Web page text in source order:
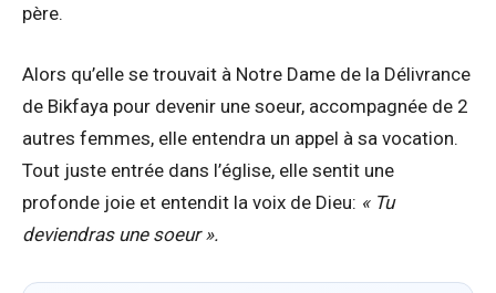
père.
Alors qu’elle se trouvait à Notre Dame de la Délivrance
de Bikfaya pour devenir une soeur, accompagnée de 2
autres femmes, elle entendra un appel à sa vocation.
Tout juste entrée dans l’église, elle sentit une
profonde joie et entendit la voix de Dieu: « Tu
deviendras une soeur ».